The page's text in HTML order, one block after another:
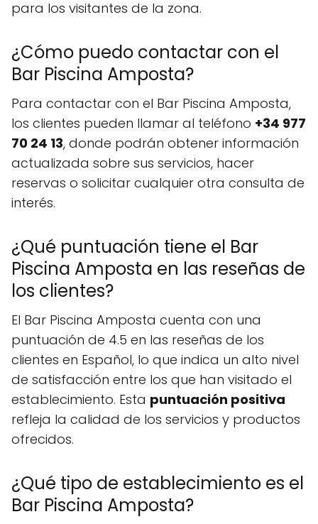
para los visitantes de la zona.
¿Cómo puedo contactar con el
Bar Piscina Amposta?
Para contactar con el Bar Piscina Amposta,
los clientes pueden llamar al teléfono +34 977
70 24 13, donde podrán obtener información
actualizada sobre sus servicios, hacer
reservas o solicitar cualquier otra consulta de
interés.
¿Qué puntuación tiene el Bar
Piscina Amposta en las reseñas de
los clientes?
El Bar Piscina Amposta cuenta con una
puntuación de 4.5 en las reseñas de los
clientes en Español, lo que indica un alto nivel
de satisfacción entre los que han visitado el
establecimiento. Esta puntuación positiva
refleja la calidad de los servicios y productos
ofrecidos.
¿Qué tipo de establecimiento es el
Bar Piscina Amposta?